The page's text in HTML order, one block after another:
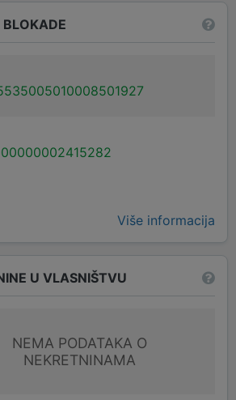
BLOKADE
Više informacija
U VLASNIŠTVU
NEMA PODATAKA O
NEKRETNINAMA